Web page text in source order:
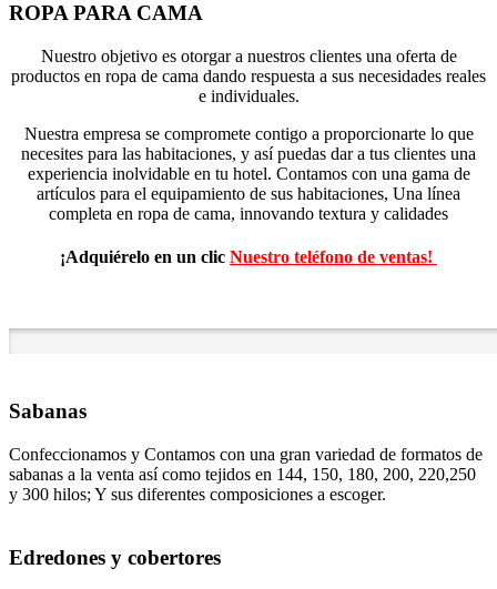
ROPA PARA CAMA
Nuestro objetivo es otorgar a nuestros clientes una oferta de
productos en ropa de cama dando respuesta a sus necesidades reales
e individuales.
Nuestra empresa se compromete contigo a proporcionarte lo que
necesites para las habitaciones, y así puedas dar a tus clientes una
experiencia inolvidable en tu hotel. Contamos con una gama de
artículos para el equipamiento de sus habitaciones, Una línea
completa en ropa de cama, innovando textura y calidades
¡Adquiérelo en un clic Nuestro teléfono de ventas!
Sabanas
Confeccionamos y Contamos con una gran variedad de formatos de
sabanas a la venta así como tejidos en 144, 150, 180, 200, 220,250
y 300 hilos; Y sus diferentes composiciones a escoger.
Edredones y cobertores